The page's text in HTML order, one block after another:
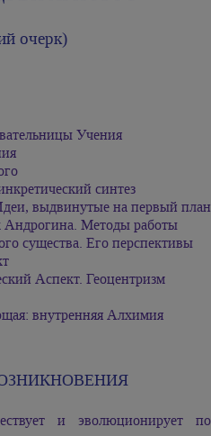
очерк)
Учения
синтез
выдвинутые на первый план
Андрогина. Методы работы
существа. Его перспективы
Аспект. Геоцентризм
внутренняя Алхимия
и эволюционирует по